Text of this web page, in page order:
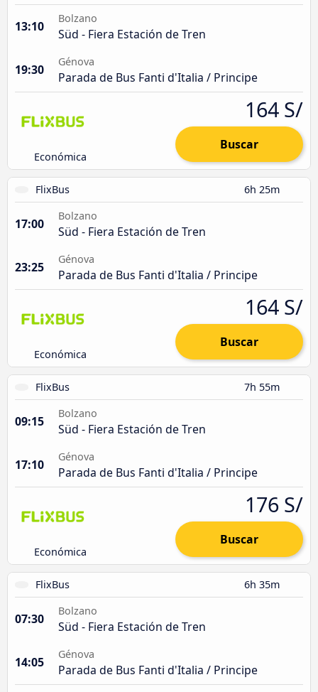
13:10
Bolzano
Süd - Fiera Estación de Tren
19:30
Génova
Parada de Bus Fanti d'Italia / Principe
Económica
164 S/
Buscar
FlixBus 6h 25m
17:00
Bolzano
Süd - Fiera Estación de Tren
23:25
Génova
Parada de Bus Fanti d'Italia / Principe
Económica
164 S/
Buscar
FlixBus 7h 55m
09:15
Bolzano
Süd - Fiera Estación de Tren
17:10
Génova
Parada de Bus Fanti d'Italia / Principe
Económica
176 S/
Buscar
FlixBus 6h 35m
07:30
Bolzano
Süd - Fiera Estación de Tren
14:05
Génova
Parada de Bus Fanti d'Italia / Principe